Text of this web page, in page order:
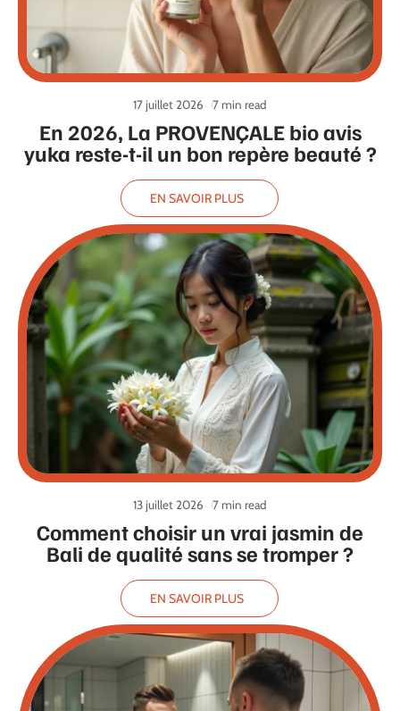
En 2026, La PROVENÇALE bio avis
yuka reste-t-il un bon repère beauté ?
17 juillet 2026 7 min read
EN SAVOIR PLUS
Comment choisir un vrai jasmin de
Bali de qualité sans se tromper ?
13 juillet 2026 7 min read
EN SAVOIR PLUS